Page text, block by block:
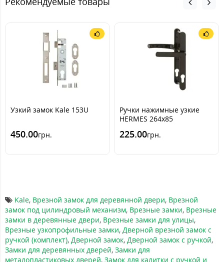
Узкий замок Kale 153U
450.00грн.
Ручки нажимные узкие
HERMES 264х85
225.00грн.
Kale, Врезной замок для деревянной двери, Врезной
замок под цилиндровый механизм, Врезные замки, Врезные
замки в деревянные двери, Врезные замки для улицы,
Врезные узкопрофильные замки, Дверной врезной замок с
ручкой (комплект), Дверной замок, Дверной замок с ручкой,
Замки для деревянных дверей, Замки для
металопластиковых дверей, Замок для калитки с ручкой и